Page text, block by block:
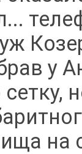
у
на